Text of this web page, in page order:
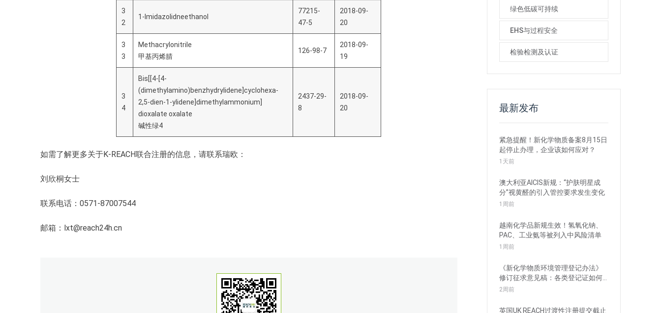
3
2
1-Imidazolidneethanol
77215-
47-5
2018-09-
20
3
3
Methacrylonitrile
甲基丙烯腈
126-98-7
2018-09-
19
3
4
Bis[[4-[4-
(dimethylamino)benzhydrylidene]cyclohexa-
2,5-dien-1-ylidene]dimethylammonium]
dioxalate oxalate
碱性绿4
2437-29-
8
2018-09-
20
如需了解更多关于K-REACH联合注册的信息，请联系瑞欧：
刘欣桐女士
联系电话：0571-87007544
邮箱：lxt@reach24h.cn
绿色低碳可持续
EHS与过程安全
检验检测及认证
最新发布
紧急提醒！新化学物质备案8月15日
起停止办理，企业该如何应对？
1天前
澳大利亚AICIS新规：“护肤明星成
分”视黄醛的引入管控要求发生变化
1周前
越南化学品新规生效！氢氧化钠、
PAC、工业氨等被列入中风险清单
1周前
《新化学物质环境管理登记办法》
修订征求意见稿：各类登记证如何
衔接？
2周前
英国UK REACH过渡性注册提交截止